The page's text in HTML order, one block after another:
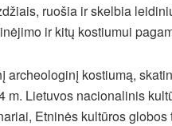
ruošia ir skelbia
ir kitų kostiumui
kostiumą,
m. Lietuvos nacionalinis
Etninės kultūros